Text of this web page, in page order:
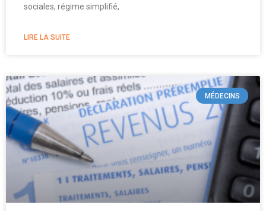
sociales, régime simplifié,
LIRE LA SUITE
MÉDECINS